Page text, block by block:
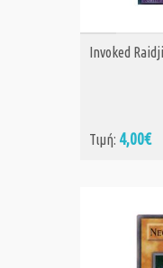
ΑΓΟΡΑ
Invoked
Τιμή: 4,00€